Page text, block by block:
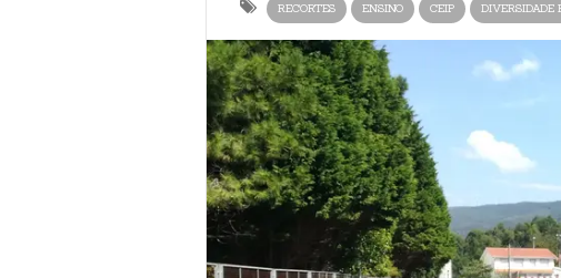
RECORTES ENSINO CEIP DIVERSIDADE